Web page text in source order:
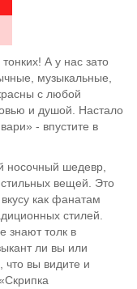
А у нас зато
музыкальные,
с любой
и душой. Настало
- впустите в
носочный шедевр,
вещей. Это
как фанатам
стилей.
знают толк в
ли вы или
что вы видите и